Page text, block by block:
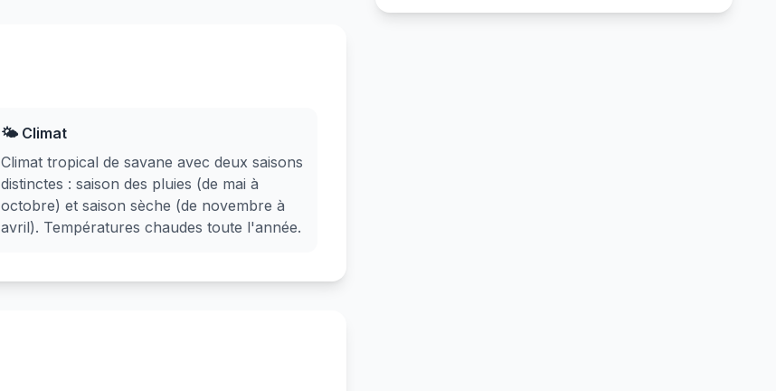
🌤️ Climat
Climat tropical de savane avec deux saisons
distinctes : saison des pluies (de mai à
octobre) et saison sèche (de novembre à
avril). Températures chaudes toute l'année.